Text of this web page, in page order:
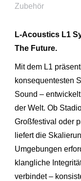
Zubehör
L-Acoustics L1
The Future.
Mit dem L1
konsequentesten
Sound –
der Welt. Ob
Großfestival oder
liefert die
Umgebungen
klangliche
verbindet –